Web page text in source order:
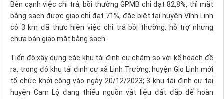
Bên cạnh việc chi trả, bồi thường GPMB chỉ đạt 82,8%, thì mặt
bằng sạch được giao chỉ đạt 71%, đặc biệt tại huyện Vĩnh Linh
có 3 km đã thực hiện việc chi trả bồi thường, hỗ trợ nhưng
chưa bàn giao mặt bằng sạch.
Tiến độ xây dựng các khu tái định cư chậm so với kế hoạch đề
ra, trong đó khu tái định cư xã Linh Trường, huyện Gio Linh mới
tổ chức khởi công vào ngày 20/12/2023; 3 khu tái định cư tại
huyện Cam Lộ đang thiếu nguồn vật liệu đất đắp để hoàn